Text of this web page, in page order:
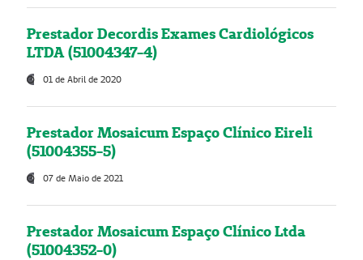
Prestador Decordis Exames Cardiológicos
LTDA (51004347-4)
01 de Abril de 2020
Prestador Mosaicum Espaço Clínico Eireli
(51004355-5)
07 de Maio de 2021
Prestador Mosaicum Espaço Clínico Ltda
(51004352-0)